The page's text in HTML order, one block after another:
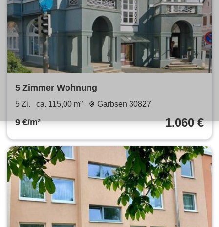
5 Zimmer Wohnung
5 Zi. ca. 115,00 m² Garbsen 30827
9 €/m² 1.060 €